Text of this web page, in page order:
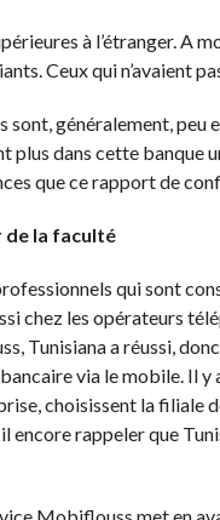
à l’étranger. A
Ceux qui n’avaient
sont, généralement, peu
plus dans cette
que ce rapport de
de la faculté
qui sont
chez les opérateurs
Tunisiana a réussi,
via le mobile. Il
choisissent la filiale
rappeler que